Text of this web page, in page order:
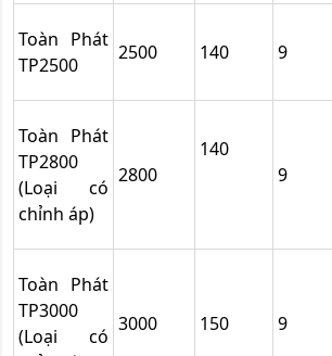
Toàn Phát
TP2500
2500 140 9
Toàn Phát
TP2800
(Loại có
chỉnh áp)
2800
140
9
Toàn Phát
TP3000
(Loại có
3000 150 9